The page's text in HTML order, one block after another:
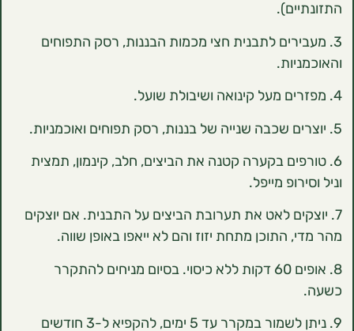
לתבנית חצי מכמות הבננות, רסק התפוחים
בקערה קטנה את הביצים, חלב, קינמון, תמצית
מייפל.
לאט את תערובת הביצים על התבנית. אם יוצקים
התוכן מתחת יזוז והם לא ייאפו באופן שווה.
8. אופים 60 דקות ללא כיסוי. בסיום מניחים להתקרר